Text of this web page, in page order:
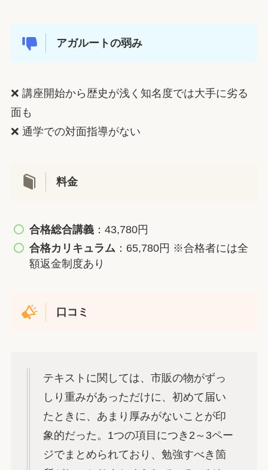
アガルートの弱み
❌ 講座開始から歴史が浅く知名度では大手に劣る
面も
❌ 通学での対面指導がない
料金
合格総合講義 ：43,780円
合格カリキュラム ：65,780円 ※合格者には全
額返金制度あり
口コミ
テキストに関しては、市販の物がずっ
しり重みがあっただけに、初めて届い
たときに、あまり厚みがないことが印
象的だった。1つの項目につき2～3ペー
ジでまとめられており、勉強すべき箇